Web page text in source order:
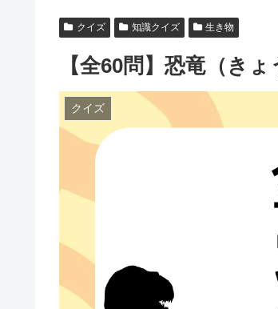
クイズ 知識クイズ 生き物
【全60問】恐竜（き
クイズ